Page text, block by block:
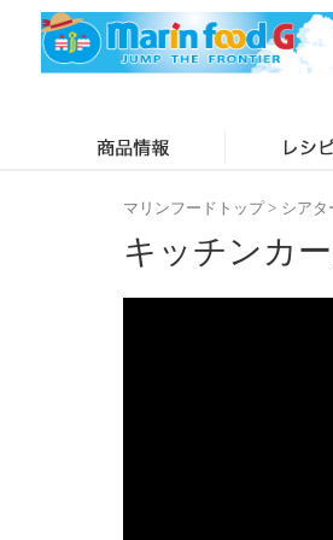
マリンフードトップ> シアタ
キッチンカ